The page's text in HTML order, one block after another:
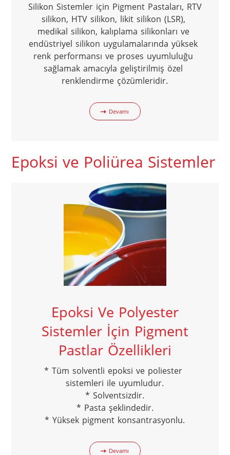
Silikon Sistemler için Pigment Pastaları, RTV
silikon, HTV silikon, likit silikon (LSR),
medikal silikon, kalıplama silikonları ve
endüstriyel silikon uygulamalarında yüksek
renk performansı ve proses uyumluluğu
sağlamak amacıyla geliştirilmiş özel
renklendirme çözümleridir.
Devamı
Epoksi ve Poliürea Sistemler
Epoksi Ve Polyester
Sistemler İçin Pigment
Pastlar Özellikleri
* Tüm solventli epoksi ve poliester
sistemleri ile uyumludur.
* Solventsizdir.
* Pasta şeklindedir.
* Yüksek pigment konsantrasyonlu.
Devamı